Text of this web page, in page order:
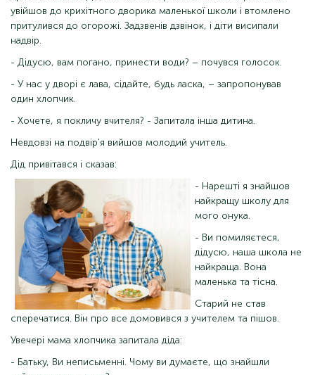
увійшов до крихітного дворика маленької школи і втомлено
притулився до огорожі. Задзвенів дзвінок, і діти висипали
надвір.
- Дідусю, вам погано, принести води? – почувся голосок.
- У нас у дворі є лава, сідайте, будь ласка, – запропонував
один хлопчик.
- Хочете, я покличу вчителя? - Запитала інша дитина.
Невдовзі на подвір'я вийшов молодий учитель.
Дід привітався і сказав:
- Нарешті я знайшов
найкращу школу для
мого онука.
- Ви помиляєтеся,
дідусю, наша школа не
найкраща. Вона
маленька та тісна.
Старий не став
сперечатися. Він про все домовився з учителем та пішов.
Увечері мама хлопчика запитала діда:
- Батьку, Ви неписьменні. Чому ви думаєте, що знайшли